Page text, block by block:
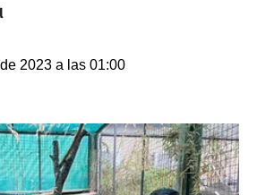
2023 a las 01:00